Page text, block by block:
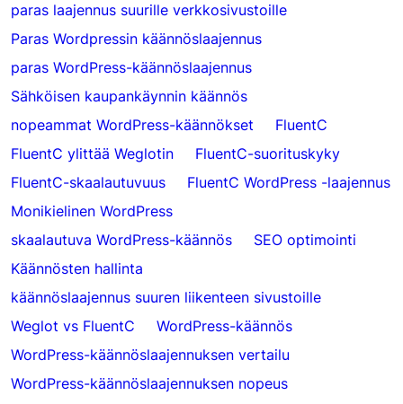
paras laajennus suurille verkkosivustoille
Paras Wordpressin käännöslaajennus
paras WordPress-käännöslaajennus
Sähköisen kaupankäynnin käännös
nopeammat WordPress-käännökset
FluentC
FluentC ylittää Weglotin
FluentC-suorituskyky
FluentC-skaalautuvuus
FluentC WordPress -laajennus
Monikielinen WordPress
skaalautuva WordPress-käännös
SEO optimointi
Käännösten hallinta
käännöslaajennus suuren liikenteen sivustoille
Weglot vs FluentC
WordPress-käännös
WordPress-käännöslaajennuksen vertailu
WordPress-käännöslaajennuksen nopeus